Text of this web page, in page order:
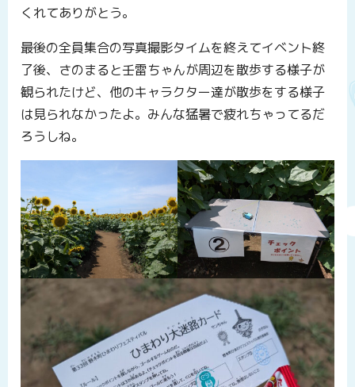
くれてありがとう。
最後の全員集合の写真撮影タイムを終えてイベント終
了後、さのまると壬雷ちゃんが周辺を散歩する様子が
観られたけど、他のキャラクター達が散歩をする様子
は見られなかったよ。みんな猛暑で疲れちゃってるだ
ろうしね。